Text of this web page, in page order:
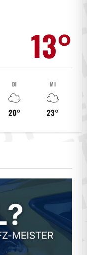
13°
DI
☁️
20°
MI
☁️
23°